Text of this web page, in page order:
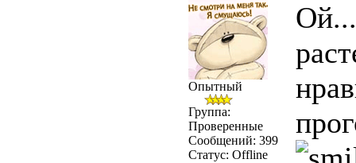
Опытный
Группа:
Проверенные
Сообщений: 399
Статус: Offline